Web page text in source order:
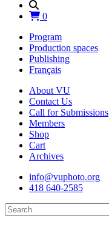
0
Program
Production spaces
Publishing
Français
About VU
Contact Us
Call for Submissions
Members
Shop
Cart
Archives
info@vuphoto.org
418 640-2585